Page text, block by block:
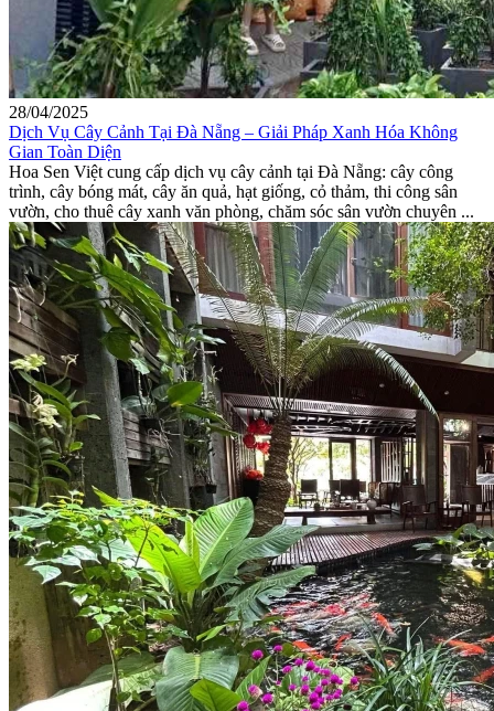
28/04/2025
Dịch Vụ Cây Cảnh Tại Đà Nẵng – Giải Pháp Xanh Hóa Không
Gian Toàn Diện
Hoa Sen Việt cung cấp dịch vụ cây cảnh tại Đà Nẵng: cây công
trình, cây bóng mát, cây ăn quả, hạt giống, cỏ thảm, thi công sân
vườn, cho thuê cây xanh văn phòng, chăm sóc sân vườn chuyên ...